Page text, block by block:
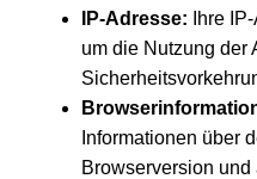
IP-Adresse: Ihre
um die Nutzung der
Informationen über
Browserversion